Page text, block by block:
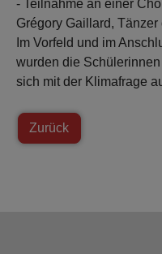
- Teilnahme an einer
Grégory Gaillard,
Im Vorfeld und im
wurden die
sich mit der Klimafrage
Zurück